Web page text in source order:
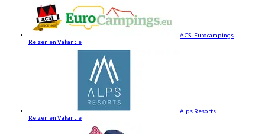
ACSI Eurocampings
Reizen en Vakantie
Alps Resorts
Reizen en Vakantie